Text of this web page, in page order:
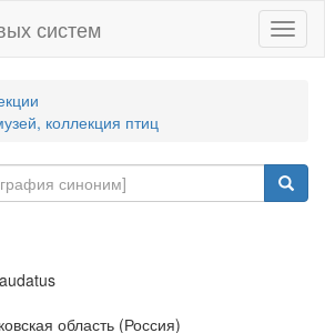
систем
коллекция птиц
область (Россия)